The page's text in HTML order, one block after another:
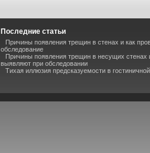
Последние статьи
Причины появления трещин в стенах и как
обследование
Причины появления трещин в несущих стенах
выявляют при обследовании
Тихая иллюзия предсказуемости в